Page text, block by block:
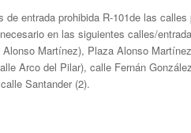
de entrada prohibida R-101de las
en las siguientes calles/
Martínez), Plaza Alonso
Arco del Pilar), calle Fernán
Santander (2).